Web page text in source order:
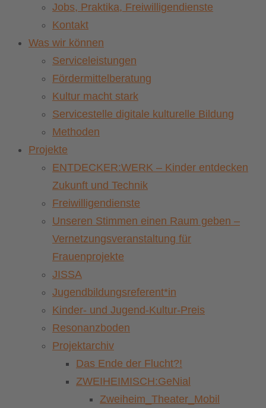
Jobs, Praktika, Freiwilligendienste
Kontakt
Was wir können
Serviceleistungen
Fördermittelberatung
Kultur macht stark
Servicestelle digitale kulturelle Bildung
Methoden
Projekte
ENTDECKER:WERK – Kinder entdecken
Zukunft und Technik
Freiwilligendienste
Unseren Stimmen einen Raum geben –
Vernetzungsveranstaltung für
Frauenprojekte
JISSA
Jugendbildungsreferent*in
Kinder- und Jugend-Kultur-Preis
Resonanzboden
Projektarchiv
Das Ende der Flucht?!
ZWEIHEIMISCH:GeNial
Zweiheim_Theater_Mobil